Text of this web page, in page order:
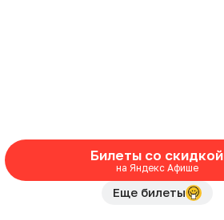
Билеты со скидкой
на Яндекс Афише
Еще билеты